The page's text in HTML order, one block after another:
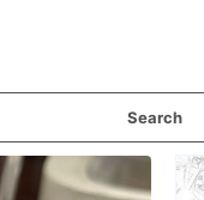
Search